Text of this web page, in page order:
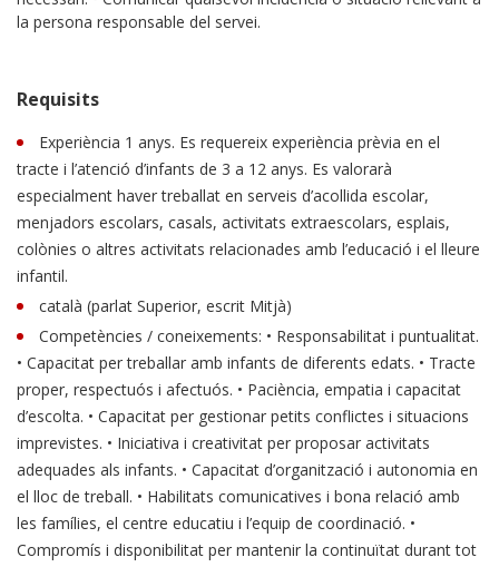
la persona responsable del servei.
Requisits
Experiència 1 anys. Es requereix experiència prèvia en el
tracte i l’atenció d’infants de 3 a 12 anys. Es valorarà
especialment haver treballat en serveis d’acollida escolar,
menjadors escolars, casals, activitats extraescolars, esplais,
colònies o altres activitats relacionades amb l’educació i el lleure
infantil.
català (parlat Superior, escrit Mitjà)
Competències / coneixements: • Responsabilitat i puntualitat.
• Capacitat per treballar amb infants de diferents edats. • Tracte
proper, respectuós i afectuós. • Paciència, empatia i capacitat
d’escolta. • Capacitat per gestionar petits conflictes i situacions
imprevistes. • Iniciativa i creativitat per proposar activitats
adequades als infants. • Capacitat d’organització i autonomia en
el lloc de treball. • Habilitats comunicatives i bona relació amb
les famílies, el centre educatiu i l’equip de coordinació. •
Compromís i disponibilitat per mantenir la continuïtat durant tot